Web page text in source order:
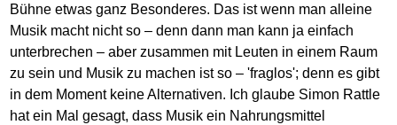
Bühne etwas ganz Besonderes. Das ist wenn man alleine
Musik macht nicht so – denn dann man kann ja einfach
unterbrechen – aber zusammen mit Leuten in einem Raum
zu sein und Musik zu machen ist so – 'fraglos'; denn es gibt
in dem Moment keine Alternativen. Ich glaube Simon Rattle
hat ein Mal gesagt, dass Musik ein Nahrungsmittel